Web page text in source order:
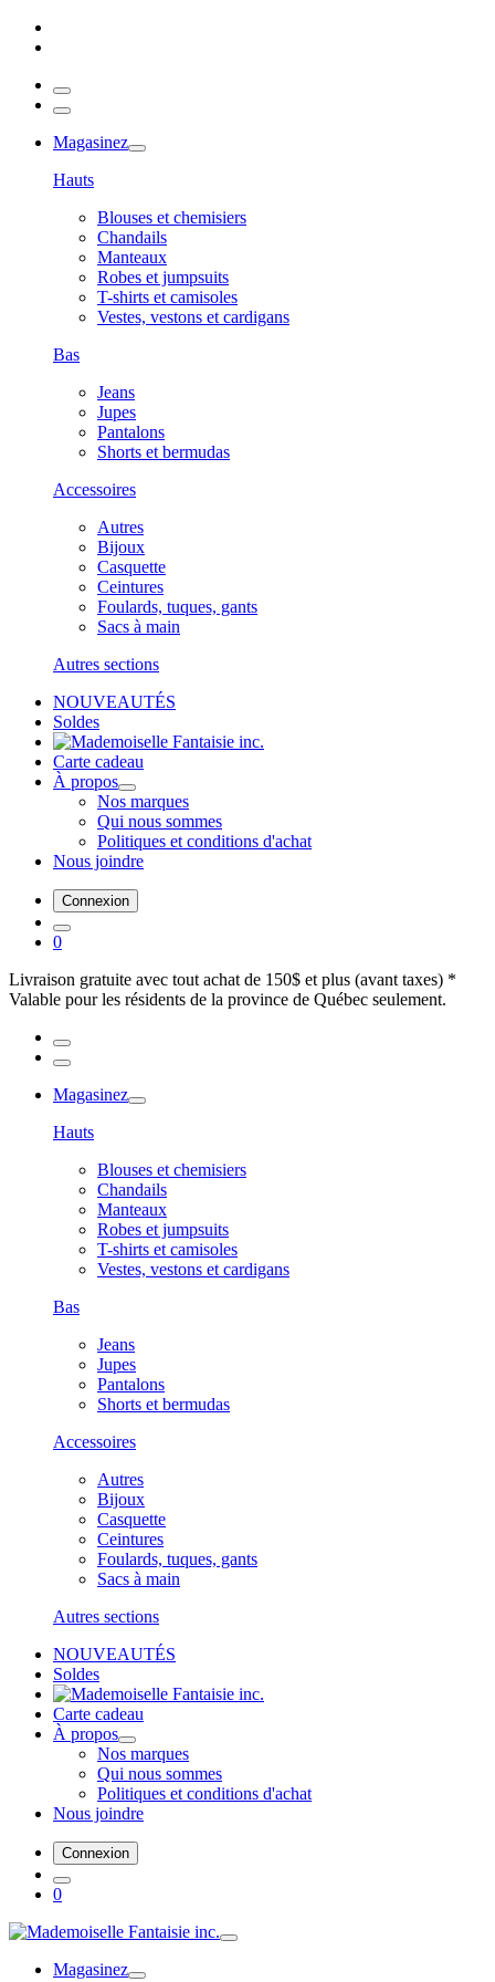
Magasinez
Hauts
Blouses et chemisiers
Chandails
Manteaux
Robes et jumpsuits
T-shirts et camisoles
Vestes, vestons et cardigans
Bas
Jeans
Jupes
Pantalons
Shorts et bermudas
Accessoires
Autres
Bijoux
Casquette
Ceintures
Foulards, tuques, gants
Sacs à main
Autres sections
NOUVEAUTÉS
Soldes
Carte cadeau
À propos
Nos marques
Qui nous sommes
Politiques et conditions d'achat
Nous joindre
Connexion
0
Livraison gratuite avec tout achat de 150$ et plus (avant taxes) *
Valable pour les résidents de la province de Québec seulement.
Magasinez
Hauts
Blouses et chemisiers
Chandails
Manteaux
Robes et jumpsuits
T-shirts et camisoles
Vestes, vestons et cardigans
Bas
Jeans
Jupes
Pantalons
Shorts et bermudas
Accessoires
Autres
Bijoux
Casquette
Ceintures
Foulards, tuques, gants
Sacs à main
Autres sections
NOUVEAUTÉS
Soldes
Carte cadeau
À propos
Nos marques
Qui nous sommes
Politiques et conditions d'achat
Nous joindre
Connexion
0
Magasinez